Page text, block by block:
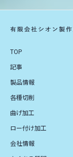
TOP
記事
製品情報
各種切削
曲げ加工
ロー付け加工
会社情報